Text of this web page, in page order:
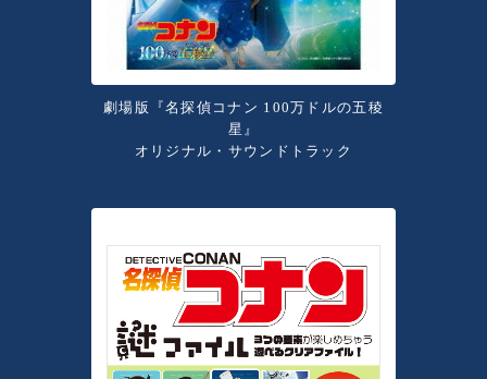
劇場版『名探偵コナン 100万 ドルの五稜
星』
オリジナル・ サウンドトラック